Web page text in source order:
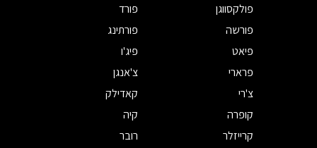
פולקסווגן
פורד
פורשה
פורתינג
פיאט
פיג'ו
פרארי
צ'אנגן
צ'רי
קאדילק
קופרה
קיה
קרייזלר
רובר